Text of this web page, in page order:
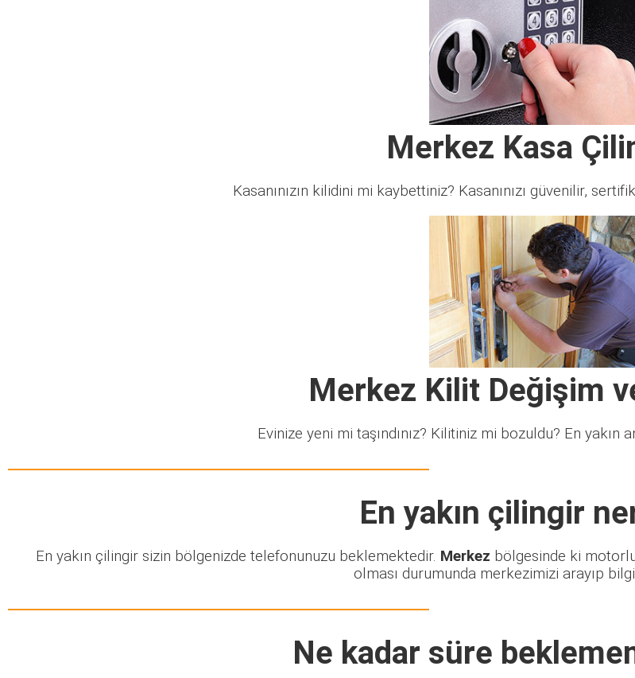
Merkez Kasa
Kasanınızın kilidini mi kaybettiniz? Kasanınızı güvenilir,
Merkez Kilit Değişim
Evinize yeni mi taşındınız? Kilitiniz mi bozuldu? En yakın
En yakın çilingir
En yakın çilingir sizin bölgenizde telefonunuzu beklemektedir. Merkez bölgesinde ki
olması durumunda merkezimizi arayıp
Ne kadar süre